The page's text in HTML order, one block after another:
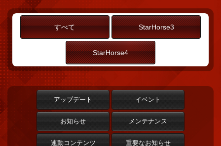
すべて StarHorse3
StarHorse4
アップデート イベント
お知らせ メンテナンス
連動コンテンツ 重要なお知らせ